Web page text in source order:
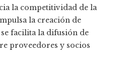
la competitividad de la
la creación de
facilita la difusión de
proveedores y socios